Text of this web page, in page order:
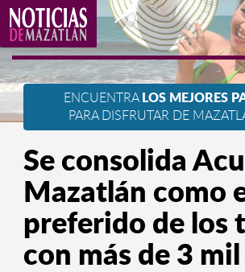
ENCUENTRA LOS MEJORES
PARA DISFRUTAR DE
Se consolida
Mazatlán como
preferido de los
con más de 3